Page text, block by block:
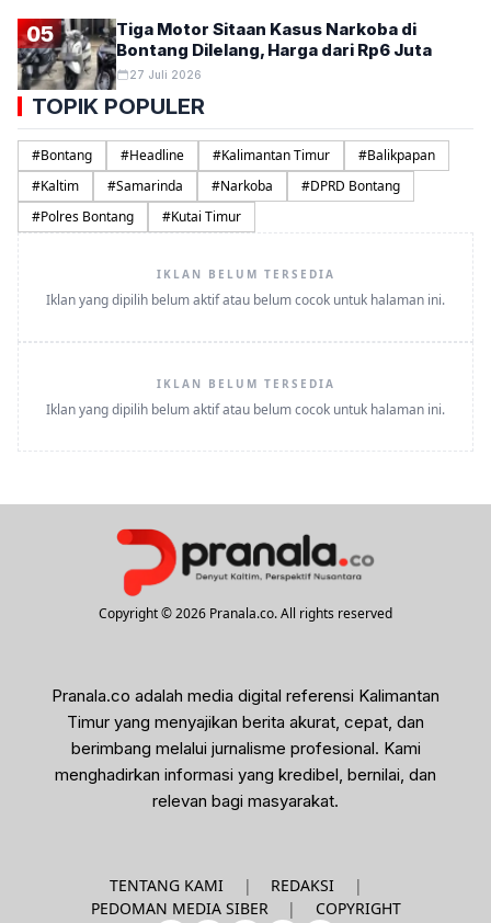
05
Tiga Motor Sitaan Kasus Narkoba di
Bontang Dilelang, Harga dari Rp6 Juta
27 Juli 2026
TOPIK POPULER
#Bontang #Headline #Kalimantan Timur #Balikpapan
#Kaltim #Samarinda #Narkoba #DPRD Bontang
#Polres Bontang #Kutai Timur
IKLAN BELUM TERSEDIA
Iklan yang dipilih belum aktif atau belum cocok untuk halaman ini.
IKLAN BELUM TERSEDIA
Iklan yang dipilih belum aktif atau belum cocok untuk halaman ini.
Copyright © 2026 Pranala.co. All rights reserved
Pranala.co adalah media digital referensi Kalimantan
Timur yang menyajikan berita akurat, cepat, dan
berimbang melalui jurnalisme profesional. Kami
menghadirkan informasi yang kredibel, bernilai, dan
relevan bagi masyarakat.
TENTANG KAMI | REDAKSI
|
PEDOMAN MEDIA SIBER
| COPYRIGHT